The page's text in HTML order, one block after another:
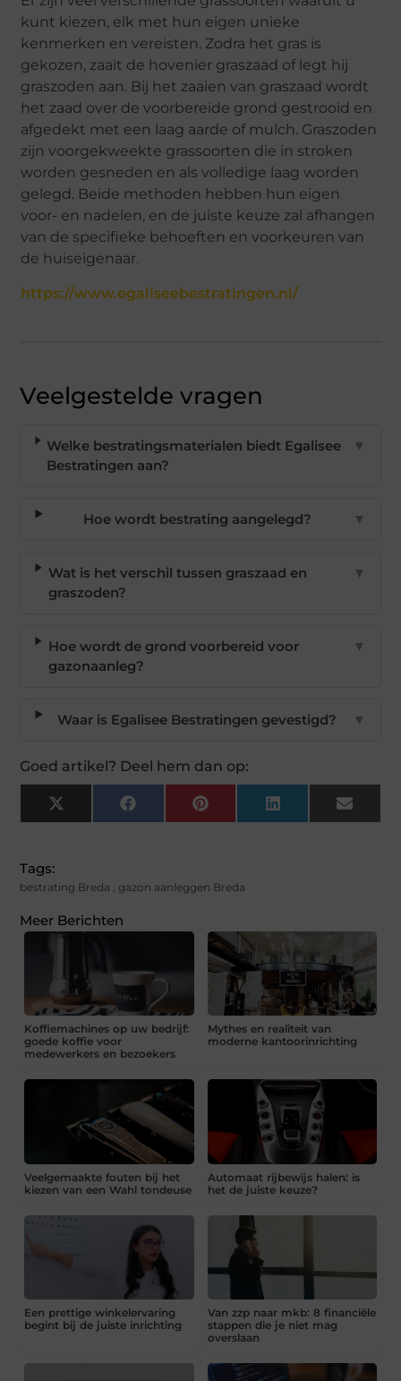
kunt kiezen, elk met hun eigen unieke
kenmerken en vereisten. Zodra het gras is
gekozen, zaait de hovenier graszaad of legt hij
graszoden aan. Bij het zaaien van graszaad wordt
het zaad over de voorbereide grond gestrooid en
afgedekt met een laag aarde of mulch. Graszoden
zijn voorgekweekte grassoorten die in stroken
worden gesneden en als volledige laag worden
gelegd. Beide methoden hebben hun eigen
voor- en nadelen, en de juiste keuze zal afhangen
van de specifieke behoeften en voorkeuren van
de huiseigenaar.
https://www.egaliseebestratingen.nl/
Veelgestelde vragen
Welke bestratingsmaterialen biedt Egalisee
Bestratingen aan?
▼
Hoe wordt bestrating aangelegd? ▼
Wat is het verschil tussen graszaad en
graszoden?
▼
Hoe wordt de grond voorbereid voor
gazonaanleg?
▼
Waar is Egalisee Bestratingen gevestigd? ▼
Goed artikel? Deel hem dan op:
X
(Twitter)
FacebookPinterest LinkedIn Email
Tags:
bestrating Breda ,gazon aanleggen Breda
Meer Berichten
Koffiemachines op uw bedrijf:
goede koffie voor
medewerkers en bezoekers
Mythes en realiteit van
moderne kantoorinrichting
Veelgemaakte fouten bij het
kiezen van een Wahl tondeuse
Automaat rijbewijs halen: is
het de juiste keuze?
Een prettige winkelervaring
begint bij de juiste inrichting
Van zzp naar mkb: 8 financiële
stappen die je niet mag
overslaan